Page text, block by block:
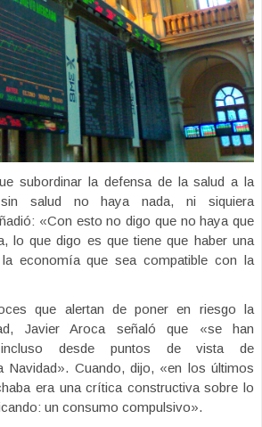
subordinar la defensa de la salud a la
salud no haya nada, ni siquiera
«Con esto no digo que no haya que
lo que digo es que tiene que haber una
economía que sea compatible con la
que alertan de poner en riesgo la
Javier Aroca señaló que «se han
incluso desde puntos de vista de
Navidad». Cuando, dijo, «en los últimos
era una crítica constructiva sobre lo
un consumo compulsivo».